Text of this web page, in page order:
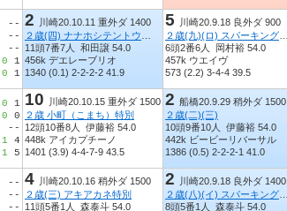
--
--
--
0 1
0 1
2
川崎20.10.11 重外ダ 1400
11頭7番7人 和田譲 54.0
456k デエレーブリオ
1340 (0.1) 2-2-2-2 41.9
5
川崎20.9.18 良外ダ 900
6頭2番6人 岡村裕 54.0
457k ウエイヴ
573 (2.2) 3-4-4 39.5
0 1
0 0
--
1 4
1 5
10
川崎20.10.15 重外ダ 1500
２歳 小町（こまち）特別
12頭10番8人 伊藤裕 54.0
448k アイカプチーノ
1401 (3.9) 4-4-7-9 43.5
2 船橋20.9.29 稍外ダ 1500
２歳(二)(三)
10頭9番10人 伊藤裕 54.0
442k ビービーリバーサル
1386 (0.5) 2-2-2-1 41.0
--
--
--
4
川崎20.10.16 稍外ダ 1500
２歳(三) アキアカネ特別
11頭5番1人 森泰斗 54.0
2
川崎20.9.18 良外ダ 1400
8頭5番1人 森泰斗 54.0